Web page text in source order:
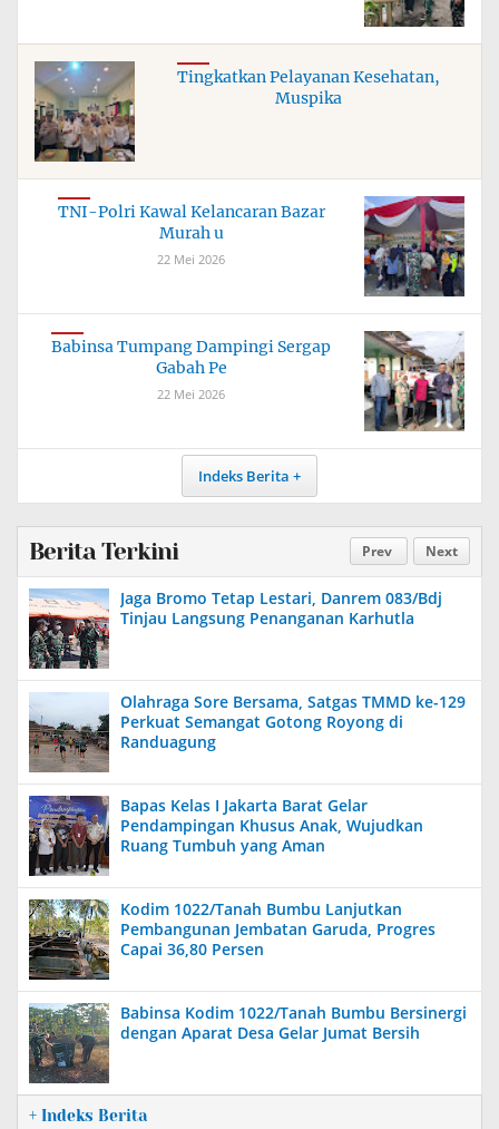
Tingkatkan Pelayanan Kesehatan,
Muspika
TNI-Polri Kawal Kelancaran Bazar
Murah u
22 Mei 2026
Babinsa Tumpang Dampingi Sergap
Gabah Pe
22 Mei 2026
Indeks Berita
Prev Next
Berita Terkini
Jaga Bromo Tetap Lestari, Danrem 083/Bdj
Tinjau Langsung Penanganan Karhutla
Olahraga Sore Bersama, Satgas TMMD ke-129
Perkuat Semangat Gotong Royong di
Randuagung
Bapas Kelas I Jakarta Barat Gelar
Pendampingan Khusus Anak, Wujudkan
Ruang Tumbuh yang Aman
Kodim 1022/Tanah Bumbu Lanjutkan
Pembangunan Jembatan Garuda, Progres
Capai 36,80 Persen
Babinsa Kodim 1022/Tanah Bumbu Bersinergi
dengan Aparat Desa Gelar Jumat Bersih
+ Indeks Berita